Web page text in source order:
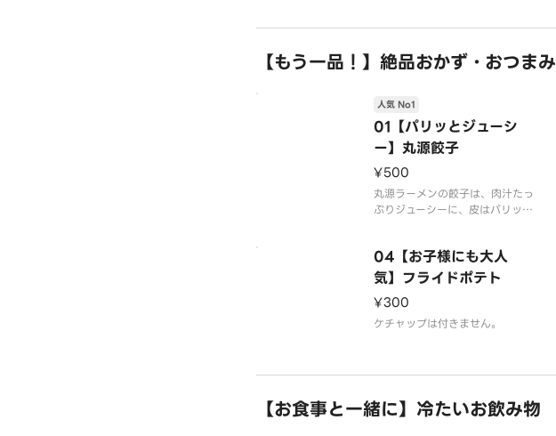
ぴったりで食べ応えのある1杯で
※海苔はつきません
【もう一品！】絶品おかず・おつまみ
01【パリッとジューシ
ー】丸源餃子
人気 No1
¥500
丸源ラーメンの餃子は、肉汁たっ
ぷりジューシーに、皮はパリッと
04【お子様にも大人
気】フライドポテト
¥300
ケチャップは付きません。
【お食事と一緒に】冷たいお飲み物